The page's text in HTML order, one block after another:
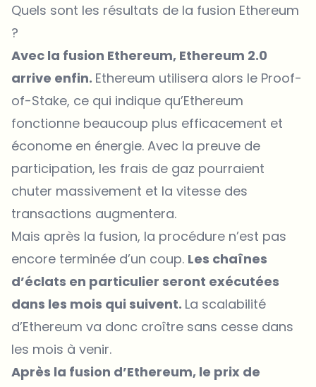
Quels sont les résultats de la fusion Ethereum
?
Avec la fusion Ethereum, Ethereum 2.0
arrive enfin. Ethereum utilisera alors le Proof-
of-Stake, ce qui indique qu’Ethereum
fonctionne beaucoup plus efficacement et
économe en énergie. Avec la preuve de
participation, les frais de gaz pourraient
chuter massivement et la vitesse des
transactions augmentera.
Mais après la fusion, la procédure n’est pas
encore terminée d’un coup. Les chaînes
d’éclats en particulier seront exécutées
dans les mois qui suivent. La scalabilité
d’Ethereum va donc croître sans cesse dans
les mois à venir.
Après la fusion d’Ethereum, le prix de